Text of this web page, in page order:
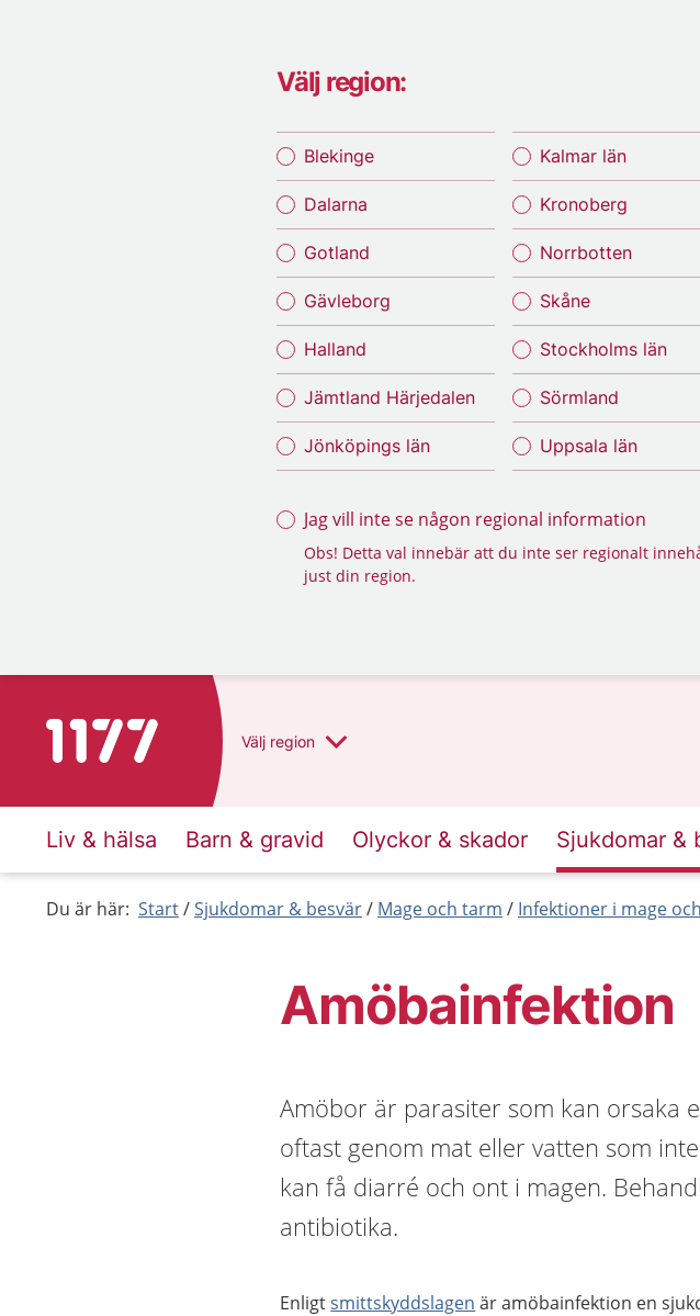
Välj region:
Blekinge
Dalarna
Gotland
Gävleborg
Halland
Jämtland Härjedalen
Jönköpings län
Kalmar län
Kronoberg
Norrbotten
Skåne
Stockholms län
Sörmland
Uppsala län
Jag vill inte se någon regional information
Obs! Detta val innebär att du inte ser regionalt
just din region.
Till startsidan för 1177 Välj region
Liv & hälsa Barn & gravid Olyckor & skador Sjukdomar &
Du är här: Start Sjukdomar & besvär Mage och tarm Infektioner i mage
Amöbainfektion
Amöbor är parasiter som kan orsaka
oftast genom mat eller vatten som
kan få diarré och ont i magen.
antibiotika.
Enligtsmittskyddslagen är amöbainfektion en